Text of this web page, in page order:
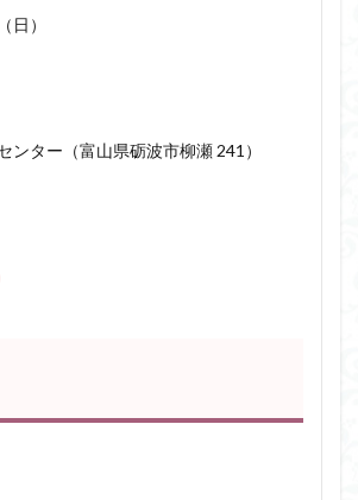
日）
ンター（富山県砺波市柳瀬 241）